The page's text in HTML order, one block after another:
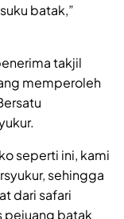
batak,”
takjil
memperoleh
seperti ini, kami
sehingga
dari safari
pejuang batak